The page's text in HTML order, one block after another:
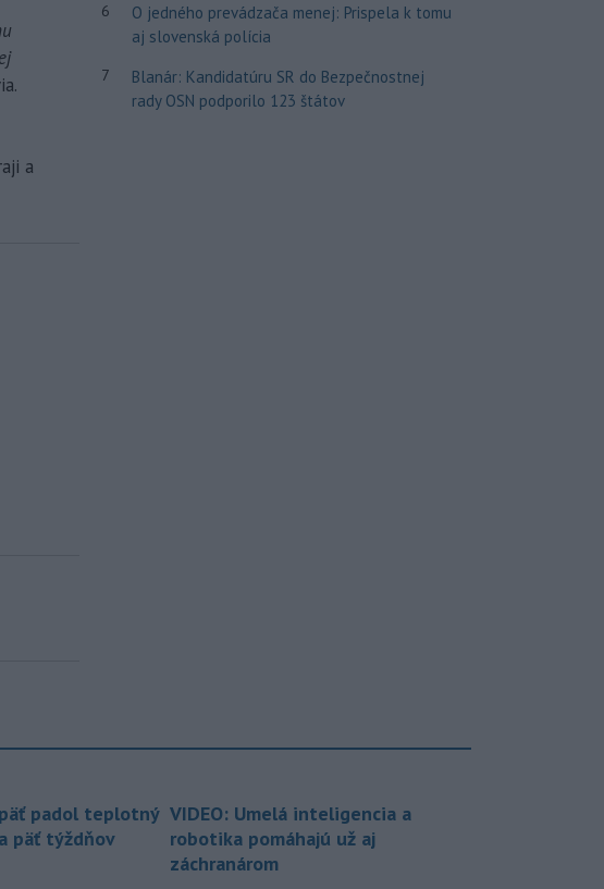
a
6
O jedného prevádzača menej: Prispela k tomu
aj slovenská polícia
7
Blanár: Kandidatúru SR do Bezpečnostnej
rady OSN podporilo 123 štátov
padol teplotný
päť týždňov
VIDEO: Umelá inteligencia a
robotika pomáhajú už aj
záchranárom